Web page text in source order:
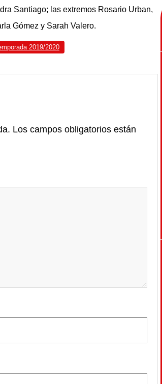
Santiago; las extremos Rosario Urban,
Gómez y Sarah Valero.
2019/2020
Los campos obligatorios están